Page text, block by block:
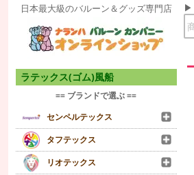
日本最大級のバルーン＆グッズ専門店
ラテックス(ゴム)風船
== ブランドで選ぶ ==
センペルテックス
タフテックス
リオテックス